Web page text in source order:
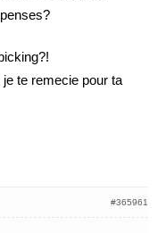
te remecie pour ta
#365961